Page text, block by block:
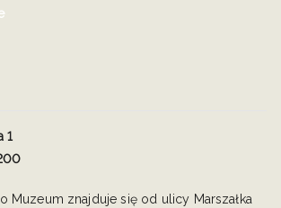
1
Muzeum znajduje się od ulicy Marszałka